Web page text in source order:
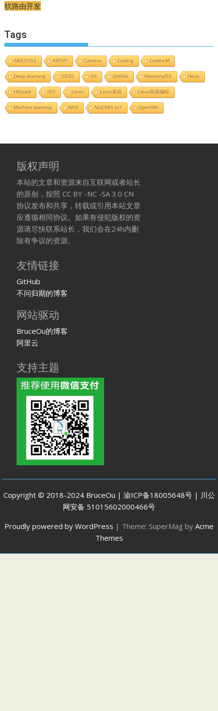
软路由开发
Tags
AB32VG1 ART-Pi Camera Coding Cortex-M
Deep learning GD32 Git GitHub HarmonyOS Hexo
HiSpark IOT Linux Linux基础 Linux高级编程
Machine learning NAS NUC980 IoT OpenWrt
版权声明
本站的文章和资源来自互联网或者站长
的原创，按照 CC BY -NC -SA 3.0 CN
协议发布和共享，转载或引用本站文章
应遵循相同协议。如果有侵犯版权的资
源请尽快联系站长，我们会在24h内删
除有争议的资源。
友情链接
GitHub
不问归期的博客
网站驱动
BruceOu的博客
阿里云
支持主题
Copyright © 2018-2024 BruceOu | 渝ICP备18005648号 | 川公
网安备 51015602000466号
Proudly powered by WordPress | Theme: SuperMag by Acme
Themes